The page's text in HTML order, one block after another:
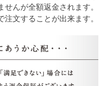
んが全額返金されます。
文することが出来ます。